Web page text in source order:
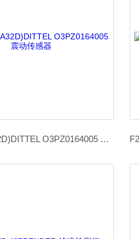
F20038(BA32D)DITTEL O3PZ0164005 震动传感器